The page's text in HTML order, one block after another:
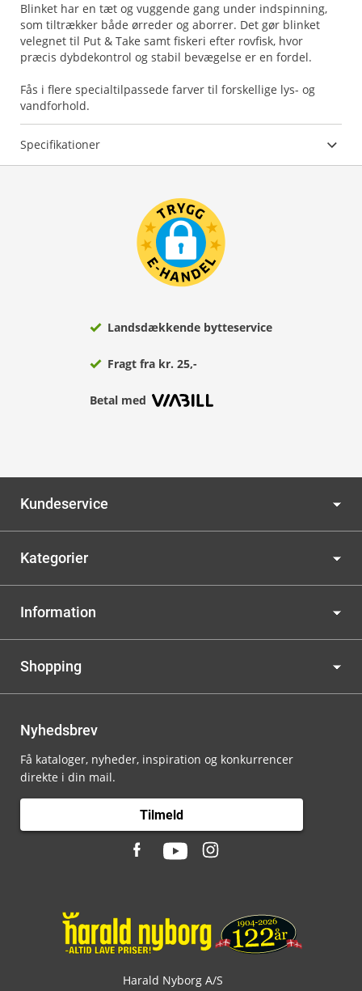
Blinket har en tæt og vuggende gang under indspinning,
som tiltrækker både ørreder og aborrer. Det gør blinket
velegnet til Put & Take samt fiskeri efter rovfisk, hvor
præcis dybdekontrol og stabil bevægelse er en fordel.
Fås i flere specialtilpassede farver til forskellige lys- og
vandforhold.
Specifikationer
Landsdækkende bytteservice
Fragt fra kr. 25,-
Betal med
Kundeservice
Kategorier
Information
Shopping
Nyhedsbrev
Få kataloger, nyheder, inspiration og konkurrencer
direkte i din mail.
Tilmeld
Harald Nyborg A/S